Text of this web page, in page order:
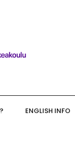
ENGLISH INFO